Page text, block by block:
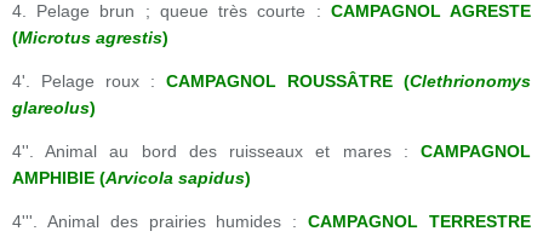
4. Pelage brun ; queue très courte : CAMPAGNOL AGRESTE
(Microtus agrestis)
4'. Pelage roux : CAMPAGNOL ROUSSÂTRE (Clethrionomys
glareolus)
4''. Animal au bord des ruisseaux et mares : CAMPAGNOL
AMPHIBIE (Arvicola sapidus)
4'''. Animal des prairies humides :CAMPAGNOL TERRESTRE